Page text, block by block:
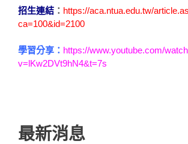
招生連結 ： https://aca.ntua.edu.tw/
ca=100&id=2100
學習分享： https://www.youtube.com/
v=lKw2DVt9hN4&t=7s
最新消息